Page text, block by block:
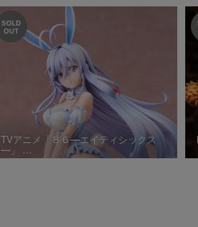
TVアニメ「８６―エイティシックス
―」 …